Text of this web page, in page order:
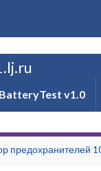
и не
BatteryTest v1.0
предохранителей